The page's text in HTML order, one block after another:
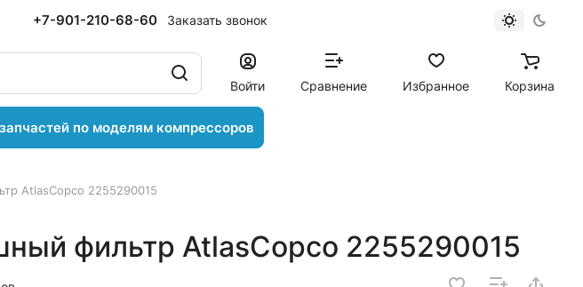
+7-901-210-68-60 Заказать звонок
Войти Сравнение Избранное Корзина
по моделям компрессоров
AtlasCopco 2255290015
фильтр AtlasCopco 2255290015